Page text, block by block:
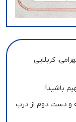
کربلایی
باشید!
و دست دوم از درب